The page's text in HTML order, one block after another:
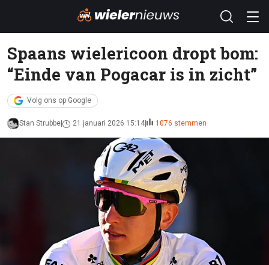
Spaans wielericoon dropt bom:
“Einde van Pogacar is in zicht”
Volg ons op Google
Stan Strubbe 21 januari 2026 15:14 1076 stemmen